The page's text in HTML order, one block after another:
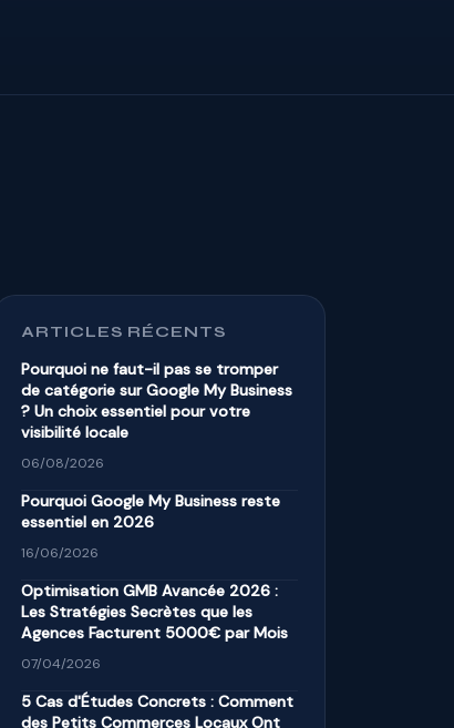
ARTICLES RÉCENTS
Pourquoi ne faut-il pas se tromper
de catégorie sur Google My Business
? Un choix essentiel pour votre
visibilité locale
06/08/2026
Pourquoi Google My Business reste
essentiel en 2026
16/06/2026
Optimisation GMB Avancée 2026 :
Les Stratégies Secrètes que les
Agences Facturent 5000€ par Mois
07/04/2026
5 Cas d'Études Concrets : Comment
des Petits Commerces Locaux Ont